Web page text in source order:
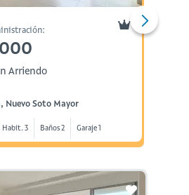
Arriendo
Nuevo Soto Mayor
Habit. 3 Baños 2 Garaje 1